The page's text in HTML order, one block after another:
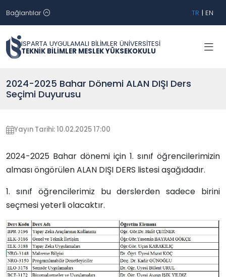
Bağlantılar TR | EN
ISPARTA UYGULAMALI BİLİMLER ÜNİVERSİTESİ
TEKNİK BİLİMLER MESLEK YÜKSEKOKULU
2024-2025 Bahar Dönemi ALAN DIŞI Ders
Seçimi Duyurusu
Yayın Tarihi: 10.02.2025 17:00
2024-2025 Bahar dönemi için 1. sınıf öğrencilerimizin
alması öngörülen ALAN DIŞI DERS listesi aşağıdadır.
1. sınıf öğrencilerimiz bu derslerden sadece birini
seçmesi yeterli olacaktır.